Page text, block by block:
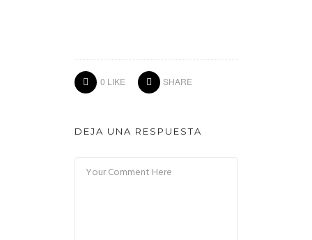
0 LIKE SHARE
DEJA UNA RESPUESTA